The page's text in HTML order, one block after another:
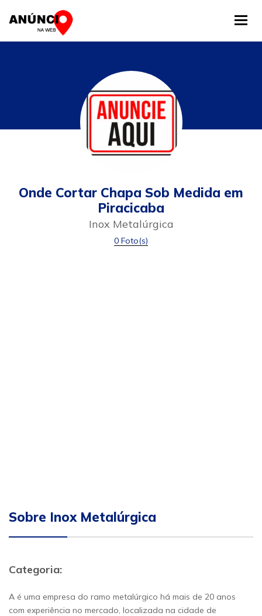
Onde Cortar Chapa Sob Medida em
Piracicaba
Inox Metalúrgica
0 Foto(s)
Sobre Inox Metalúrgica
Categoria:
A é uma empresa do ramo metalúrgico há mais de 20 anos
com experiência no mercado, localizada na cidade de